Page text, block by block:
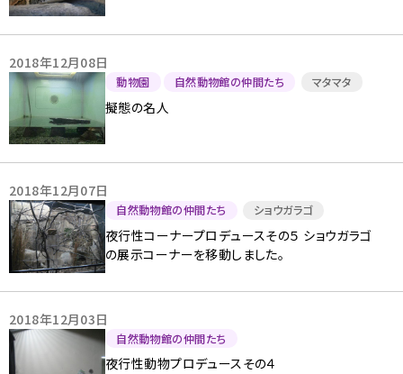
2018年12月08日
動物園 自然動物館の仲間たち マタマタ
擬態の名人
2018年12月07日
自然動物館の仲間たち ショウガラゴ
夜行性コーナープロデュースその５ ショウガラゴ
の展示コーナーを移動しました。
2018年12月03日
自然動物館の仲間たち
夜行性動物プロデュースその４